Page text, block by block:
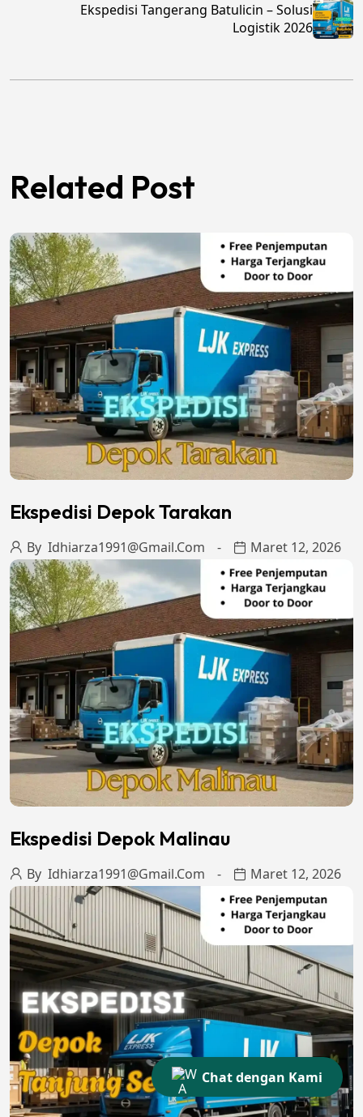
Ekspedisi Tangerang Batulicin – Solusi
Logistik 2026
Related Post
Ekspedisi Depok Tarakan
By Idhiarza1991@gmail.com Maret 12, 2026
Ekspedisi Depok Malinau
By Idhiarza1991@gmail.com Maret 12, 2026
Chat dengan Kami